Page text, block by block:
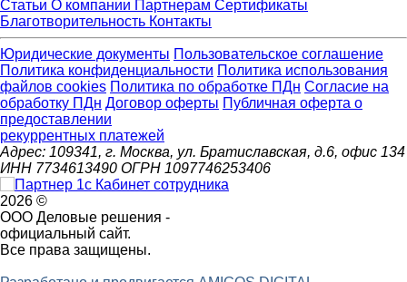
Статьи О компании Партнерам Сертификаты
Благотворительность Контакты
Юридические документы Пользовательское соглашение
Политика конфиденциальности Политика использования
файлов cookies Политика по обработке ПДн Cогласие на
обработку ПДн Договор оферты Публичная оферта о
предоставлении
рекуррентных платежей
Адрес: 109341, г. Москва, ул. Братиславская, д.6, офис 134
ИНН 7734613490 ОГРН 1097746253406
2026 ©
ООО Деловые решения -
официальный сайт.
Все права защищены.